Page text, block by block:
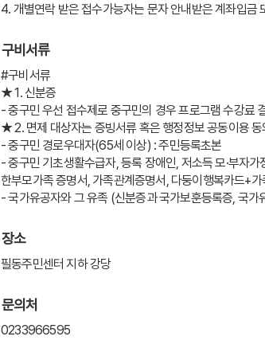
4. 개별연락 받은 접수가능자는 문자 안내받은 계좌입
구비서류
#구비서류
★ 1. 신분증
- 중구민 우선 접수제로 중구민의 경우 프로그램 수강료
★ 2. 면제 대상자는 증빙서류 혹은 행정정보 공동이용
- 중구민 경로우대자(65세 이상) : 주민등록초본
- 중구민 기초생활수급자, 등록 장애인, 저소득 모·부자
한부모가족 증명서, 가족관계증명서, 다둥이행복카드+
- 국가유공자와 그 유족 (신분증과 국가보훈등록증, 국
장소
필동주민센터 지하 강당
문의처
0233966595